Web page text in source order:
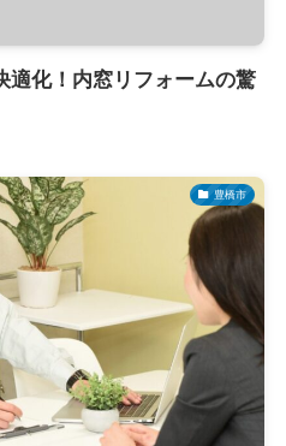
適化！内窓リフォームの驚
豊橋市